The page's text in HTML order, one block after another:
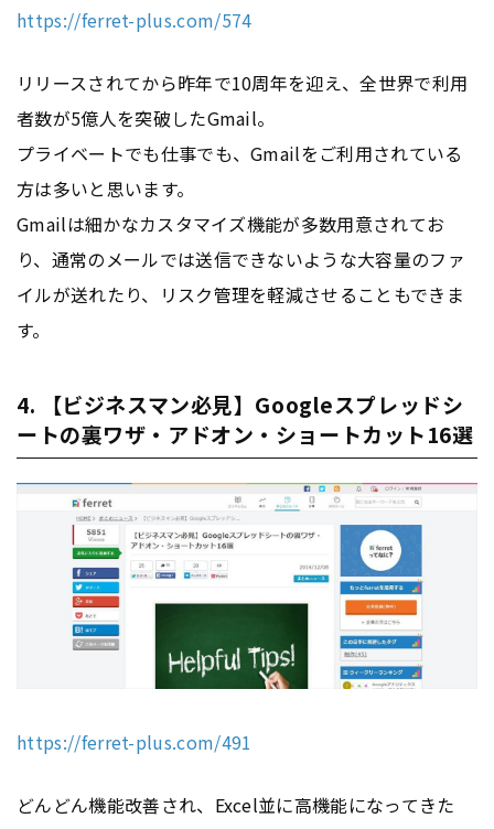
https://ferret-plus.com/574
リリースされてから昨年で10周年を迎え、全世界で利用
者数が5億人を突破したGmail。
プライベートでも仕事でも、Gmailをご利用されている
方は多いと思います。
Gmailは細かなカスタマイズ機能が多数用意されてお
り、通常のメールでは送信できないような大容量のファ
イルが送れたり、リスク管理を軽減させることもできま
す。
4. 【ビジネスマン必見】Googleスプレッドシ
ートの裏ワザ・アドオン・ショートカット16選
https://ferret-plus.com/491
どんどん機能改善され、Excel並に高機能になってきた